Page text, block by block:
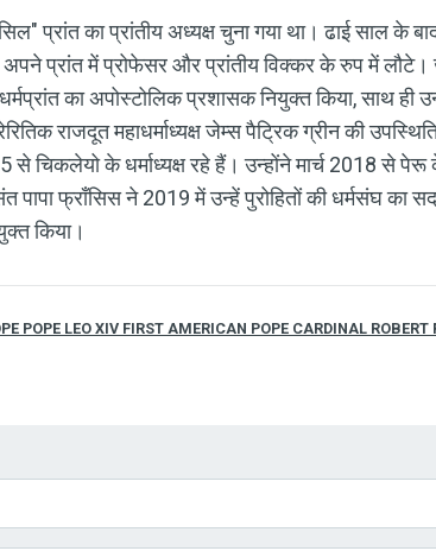
प्रांत का प्रांतीय अध्यक्ष चुना गया था। ढाई साल के
प्रांत में प्रोफेसर और प्रांतीय विक्कर के रुप में लौटे।
का अपोस्टोलिक प्रशासक नियुक्त किया, साथ ही
राजदूत महाधर्माध्यक्ष जेम्स पैट्रिक ग्रीन की
के धर्माध्यक्ष रहे हैं। उन्होंने मार्च 2018 से पेरू
पापा फ्राँसिस ने 2019 में उन्हें पुरोहितों की धर्मसंघ का
किया।
POPE LEO XIV FIRST AMERICAN POPE CARDINAL ROBERT